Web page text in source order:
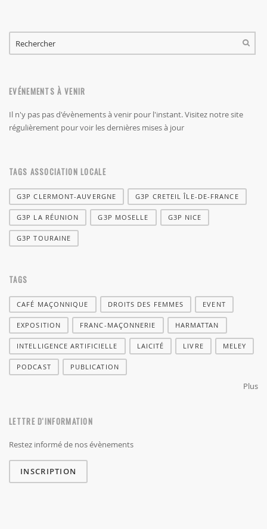
FORMULAIRE DE RECHERCHE
EVÉNEMENTS À VENIR
Il n'y pas pas d'évènements à venir pour l'instant. Visitez notre site
régulièrement pour voir les dernières mises à jour
TAGS ASSOCIATION LOCALE
G3P CLERMONT-AUVERGNE G3P CRETEIL ÎLE-DE-FRANCE
G3P LA RÉUNION G3P MOSELLE G3P NICE
G3P TOURAINE
TAGS
CAFÉ MAÇONNIQUE DROITS DES FEMMES EVENT
EXPOSITION FRANC-MAÇONNERIE HARMATTAN
INTELLIGENCE ARTIFICIELLE LAICITÉ LIVRE MELEY
PODCAST PUBLICATION
Plus
LETTRE D'INFORMATION
Restez informé de nos évènements
INSCRIPTION